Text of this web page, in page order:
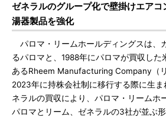
ゼネラルのグループ化で壁掛けエア
湯器製品を強化
パロマ・リームホールディングスは、
るパロマと、1988年にパロマが買収した
あるRheem Manufacturing Company（
2023年に持株会社制に移行する際に生
ネラルの買収により、パロマ・リームホ
パロマとリーム、ゼネラルの3社が並ぶ形